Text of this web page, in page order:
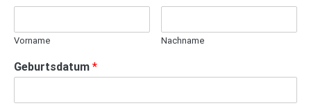
Vorname Nachname
Geburtsdatum *